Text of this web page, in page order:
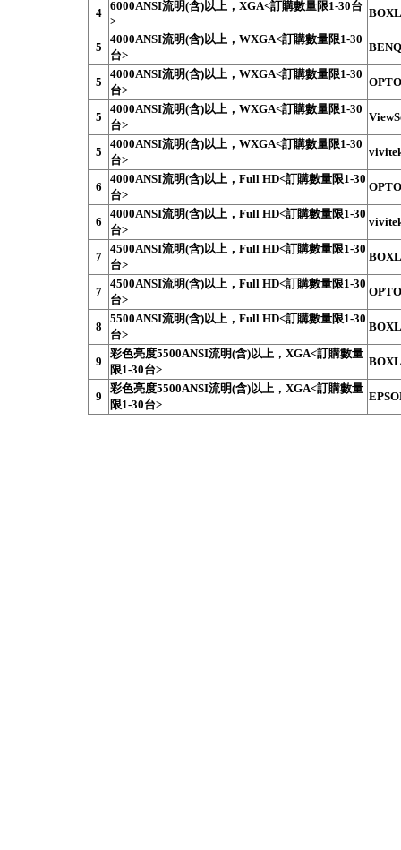
4
6000ANSI流明(含)以上，XGA<訂購數量限1-30台
>
5
4000ANSI流明(含)以上，WXGA<訂購數量限1-30
台>
5
4000ANSI流明(含)以上，WXGA<訂購數量限1-30
台>
5
4000ANSI流明(含)以上，WXGA<訂購數量限1-30
台>
5
4000ANSI流明(含)以上，WXGA<訂購數量限1-30
台>
6
4000ANSI流明(含)以上，Full HD<訂購數量限1-30
台>
6
4000ANSI流明(含)以上，Full HD<訂購數量限1-30
台>
7
4500ANSI流明(含)以上，Full HD<訂購數量限1-30
台>
7
4500ANSI流明(含)以上，Full HD<訂購數量限1-30
台>
8
5500ANSI流明(含)以上，Full HD<訂購數量限1-30
台>
9
彩色亮度5500ANSI流明(含)以上，XGA<訂購數量
限1-30台>
9
彩色亮度5500ANSI流明(含)以上，XGA<訂購數量
限1-30台>